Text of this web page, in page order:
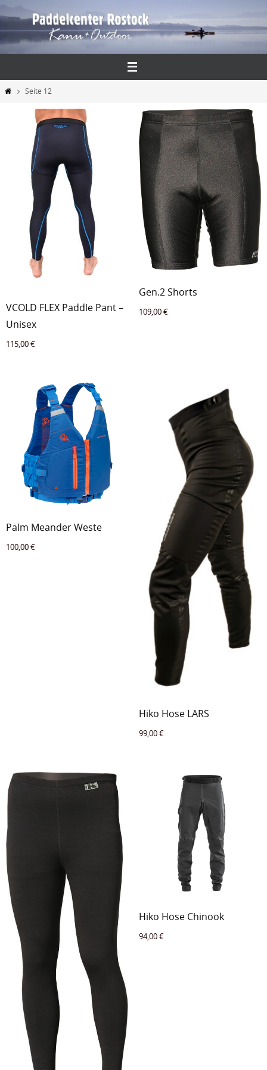
Inhalt
springen
StartSeite 12
VCOLD FLEX Paddle Pant –
Unisex
115,00€
Gen.2 Shorts
109,00€
Palm Meander Weste
100,00€
Hiko Hose LARS
99,00€
Hiko Hose Chinook
94,00€